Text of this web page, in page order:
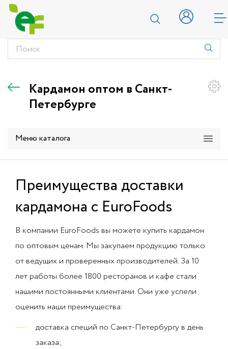
Кардамон оптом в Санкт-
Петербурге
Меню каталога
Преимущества доставки
кардамона с EuroFoods
В компании EuroFoods вы можете купить кардамон
по оптовым ценам. Мы закупаем продукцию только
от ведущих и проверенных производителей. За 10
лет работы более 1800 ресторанов и кафе стали
нашими постоянными клиентами. Они уже успели
оценить наши преимущества:
доставка специй по Санкт-Петербургу в день
заказа;